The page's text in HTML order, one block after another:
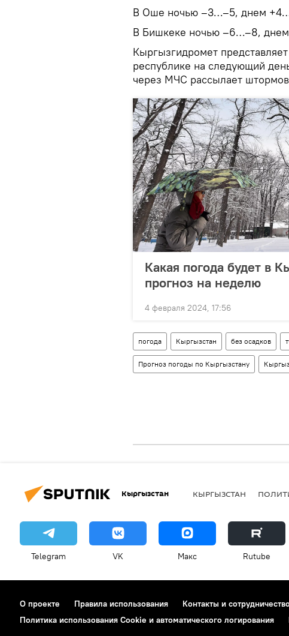
В Оше ночью –3…–5, днем
В Бишкеке ночью –6…–8,
Кыргызгидромет
республике на следующий
через МЧС рассылает
Какая погода будет в
прогноз на неделю
4 февраля 2024, 17:56
погода Кыргызстан без осадков
Прогноз погоды по Кыргызстану
Кыргызстан КЫРГЫЗСТАН
Telegram VK Макс Rutube
О проекте Правила использования Контакты и
Политика использования Cookie и автоматического логирования